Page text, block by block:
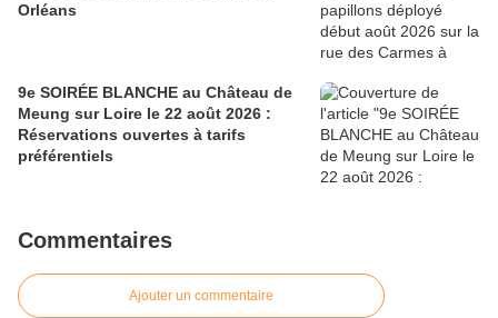
Orléans
9e SOIRÉE BLANCHE au Château de
Meung sur Loire le 22 août 2026 :
Réservations ouvertes à tarifs
préférentiels
Commentaires
Ajouter un commentaire